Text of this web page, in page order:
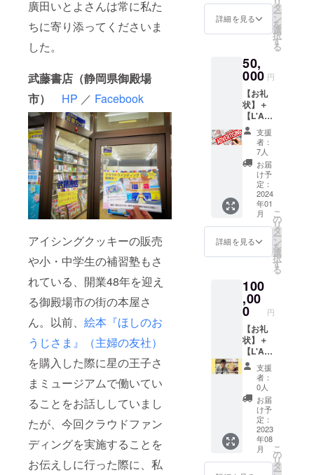
廣田いとよさんは常に私た
ちに寄り添ってくださいま
した。
武藤書店（静岡県御殿場
市）
HP ／ Facebook
アイシングクッキーの販売
や小・中学生の補習塾もさ
れている、開業48年を迎え
る御殿場市の街の本屋さ
ん。以前、 絵本『ほしのお
うじさま』（主婦の友社）
を購入した際に星の王子さ
まミュージアムで働いてい
ることをお話ししていまし
たが、今回クラウドファン
ディングを実施することを
お伝えしに行った際に、私
（ガゾ
リン
速代な
ど）に
使用さ
せてい
ただき
ます。
［アン
ケー
ト］※備
考欄に
てご回
答くだ
さい。
移動型
書店に
来てほ
しい／
行って
ほしい
はどこ
です
か？
都道府
県・市
町村・
地域・
学校・
施設な
ど、自
由にご
記入く
ださ
い。理
由も併
せてご
記入い
ただけ
サン=テ
グジュ
情報な
どを随
時メー
ルさせ
ていた
だきま
す
（メー
ルが不
要な場
合は、
備考欄
にてお
知らせ
くださ
す）
※「星」
はでき
ません
（ロ
ゴ・お
名前・
サイ
ン・商
品名な
どはNG
です）
※「星」
は移動
型書店
の車体
に直接
とはで
きませ
れた期
日（9月
予定）
までに
データ
もしく
は紙媒
体でお
送りい
ただく
形式に
なりま
す。
※「星」
はカ
ラー・
選書作
業は、
など希
望に合
わせた
方法
で、基
本的に
70種類
以上あ
る日本
語の
『星の
王子さ
ま』の
中から
行ない
ます
（本は
クラウ
ドファ
ンディ
ングの
進捗報
告、移
動型書
店の出
店情
報、
『星の
王子さ
ま』や
サン=テ
グジュ
ペリに
関する
B612」
２号店
出店
権】 各
催され
ている
「一箱
古本
市」な
どに
「Librai
B612」
の２号
店とし
て出店
するこ
とがで
きま
す。
『星の
種類程
度）や
装飾品
をお渡
しする
ととも
に、出
店の際
のご相
談にも
乗りま
す（各
イベン
トへの
出店は
支援者
自身で
詳細を見る
タ
ー
ン
を
選
択
す
る
50,
000 円
【お礼
状】＋
【L'Am
usette(
ラ・
ミュ
ゼッ
ト)：お
楽しみ
本】＋
【移動
販売車
への広
告掲
載】 移
動販売
協力者
として
お名前
やロゴ
を掲載
させて
いただ
きます
（個
人・法
人は問
いませ
ん）。
支援
時、必
ず備考
欄に掲
支援
者：
7人
お届
け予
定：
2024
年01
月
詳細を見る
こ
の
リ
タ
ー
ン
を
選
択
す
る
100
,00
0 円
【お礼
状】＋
【L'Am
usette(
ラ・
ミュ
ゼッ
ト)：お
楽しみ
本】＋
【店主
呼び出
し権】
支援
者：
0人
お届
け予
定：
2023
年08
月
こ
の
リ
タ
ー